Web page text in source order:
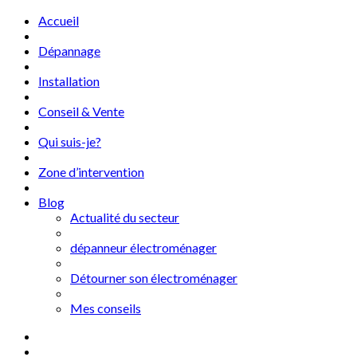
Accueil
Dépannage
Installation
Conseil & Vente
Qui suis-je?
Zone d’intervention
Blog
Actualité du secteur
dépanneur électroménager
Détourner son électroménager
Mes conseils